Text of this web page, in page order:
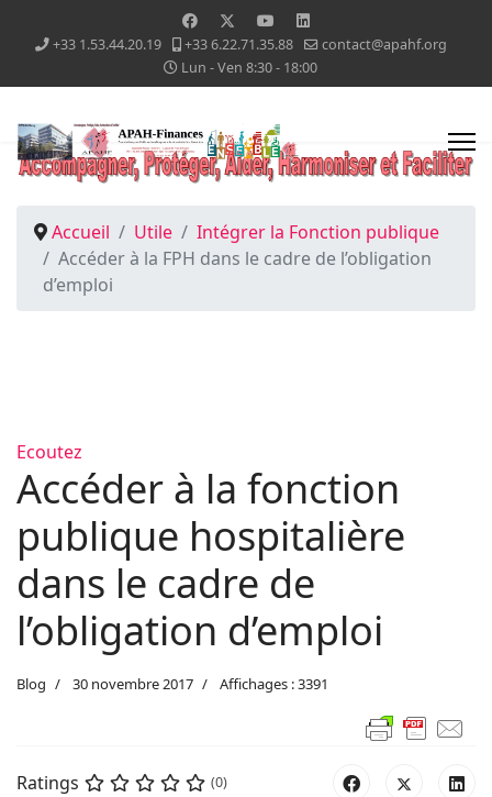
+33 1.53.44.20.19 +33 6.22.71.35.88
contact@apahf.org
Lun - Ven 8:30 - 18:00
Accueil Utile
Intégrer la Fonction publique
Accéder à la FPH dans le cadre de l’obligation
d’emploi
Ecoutez
Accéder à la fonction
publique hospitalière
dans le cadre de
l’obligation d’emploi
Blog 30 novembre 2017 Affichages : 3391
Ratings (0)